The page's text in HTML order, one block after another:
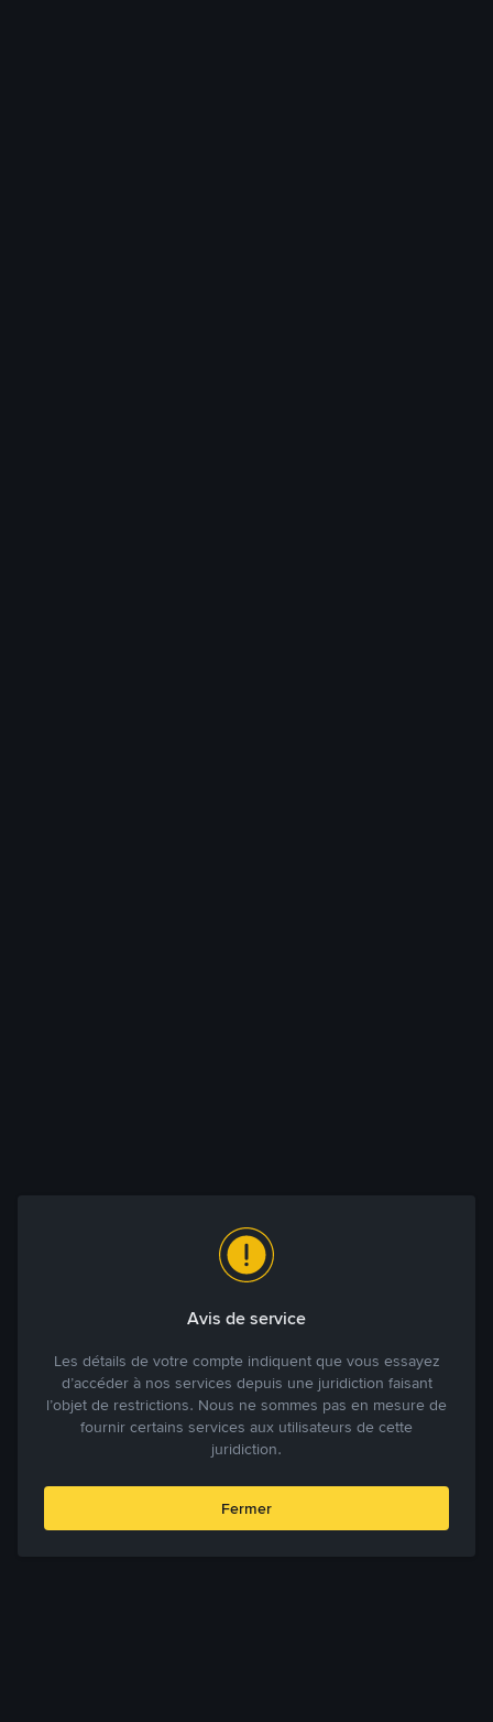
Avis de service
Les détails de votre compte indiquent que vous essayez
d’accéder à nos services depuis une juridiction faisant
l’objet de restrictions. Nous ne sommes pas en mesure de
fournir certains services aux utilisateurs de cette
juridiction.
Fermer